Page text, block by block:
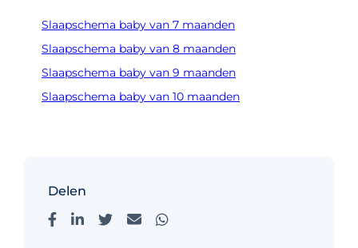
Slaapschema baby van 7 maanden
Slaapschema baby van 8 maanden
Slaapschema baby van 9 maanden
Slaapschema baby van 10 maanden
Delen